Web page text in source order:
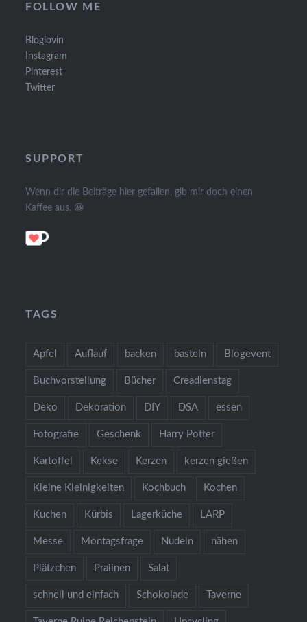
FOLLOW ME
Bloglovin
Instagram
Pinterest
Twitter
SUPPORT
Wenn dir die Beiträge hier gefallen, gib mir doch einen
Kaffee aus. 😀
TAGS
Apfel Auflauf backen basteln Blogevent
Buchvorstellung Bücher Creadienstag
Deko Dekoration DIY DSA essen
Fotografie Geschenk Harry Potter
Kartoffel Kekse Kerzen kerzen gießen
Kleine Kleinigkeiten Kochbuch Kochen
Kuchen Kürbis Lagerküche LARP
Messe Montagsfrage Nudeln nähen
Plätzchen Pralinen Salat
schnell und einfach Schokolade Taverne